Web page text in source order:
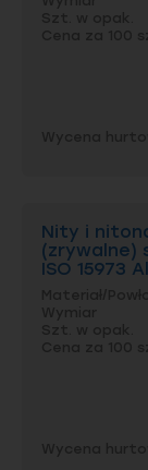
Nity i
(zrywalne)
ISO 15973